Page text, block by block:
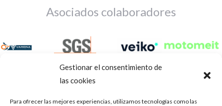
Gestionar el consentimiento de
las cookies
Para ofrecer las mejores experiencias, utilizamos tecnologías como las
Asociados colaboradores